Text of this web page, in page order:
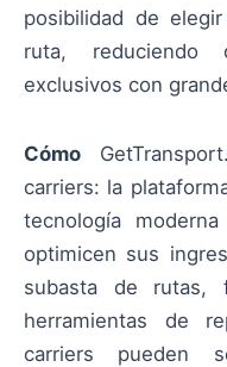
posibilidad de
ruta, reduciendo
exclusivos con
Cómo
carriers: la
tecnología
optimicen sus
subasta de
herramientas de
carriers pueden